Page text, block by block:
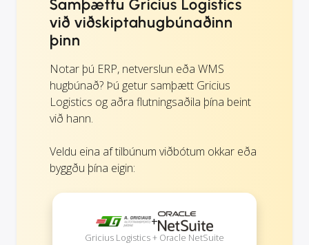
Samþættu Gricius Logistics
við viðskiptahugbúnaðinn
þinn
Notar þú ERP, netverslun eða WMS
hugbúnað? Þú getur samþætt Gricius
Logistics og aðra flutningsaðila þína beint
við hann.
Veldu eina af tilbúnum viðbótum okkar eða
byggðu þína eigin:
+
Gricius Logistics + Oracle NetSuite